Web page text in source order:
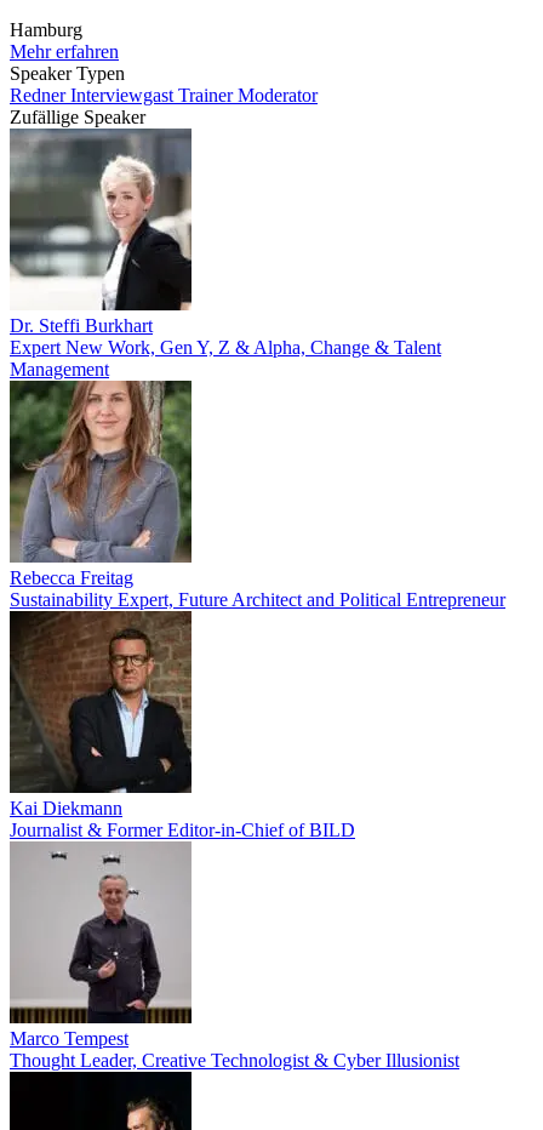
Hamburg
Mehr erfahren
Speaker Typen
RednerInterviewgast TrainerModerator
Zufällige Speaker
Dr. Steffi Burkhart
Expert New Work, Gen Y, Z & Alpha, Change & Talent
Management
Rebecca Freitag
Sustainability Expert, Future Architect and Political Entrepreneur
Kai Diekmann
Journalist & Former Editor-in-Chief of BILD
Marco Tempest
Thought Leader, Creative Technologist & Cyber Illusionist